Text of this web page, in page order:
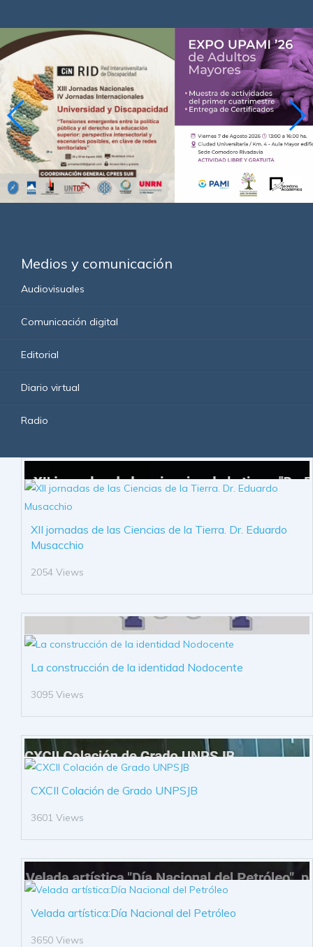
Medios y comunicación
Audiovisuales
Comunicación digital
Editorial
Diario virtual
Radio
XII jornadas de las Ciencias de la Tierra. Dr. Eduardo
Musacchio
2054 Views
La construcción de la identidad Nodocente
3095 Views
CXCII Colación de Grado UNPSJB
3601 Views
Velada artística:Día Nacional del Petróleo
3650 Views